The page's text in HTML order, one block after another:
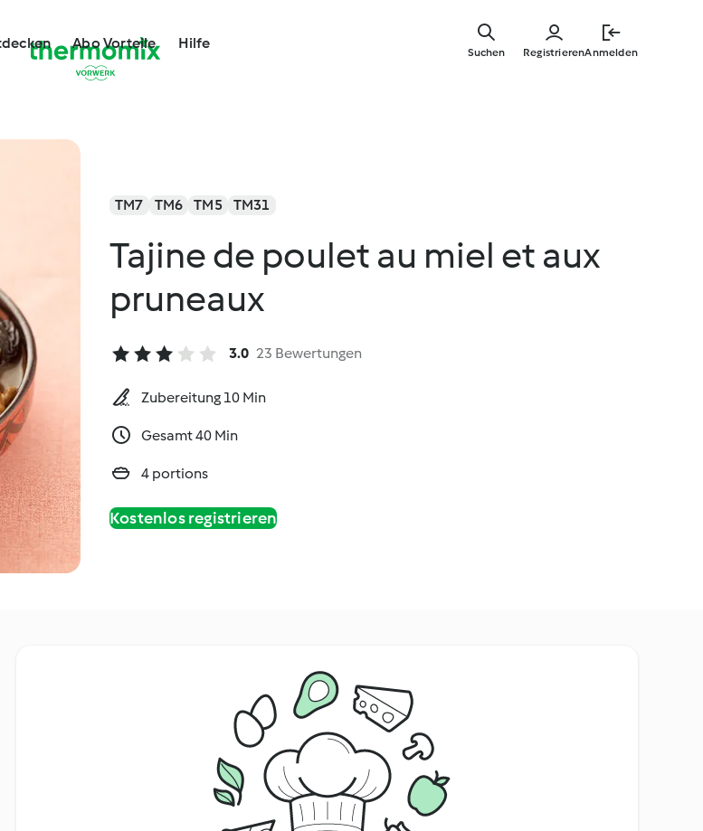
Abo Vorteile Hilfe
RegistrierenAnmelden
Suchen
TM7 TM6 TM5 TM31
Tajine de poulet au miel et aux
pruneaux
3.0 23 Bewertungen
Zubereitung 10 Min
Gesamt 40 Min
4 portions
Kostenlos registrieren